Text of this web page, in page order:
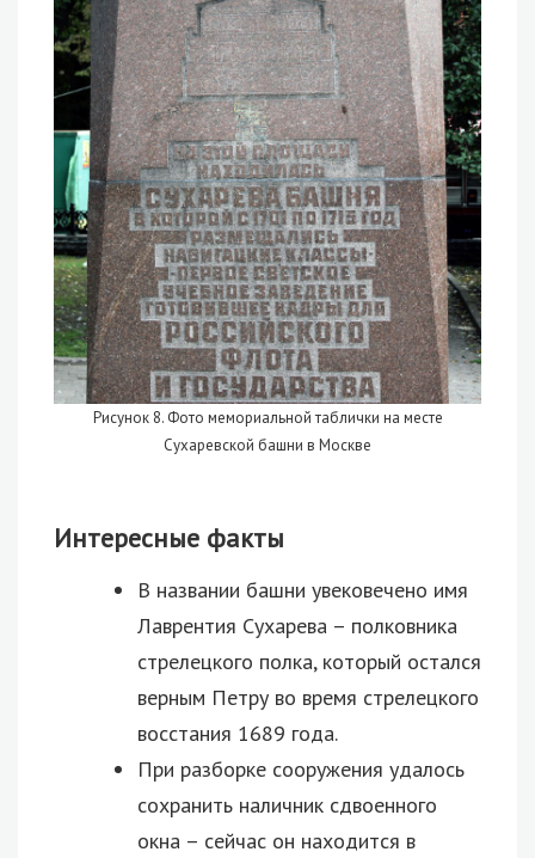
Рисунок 8. Фото мемориальной таблички на месте
Сухаревской башни в Москве
Интересные факты
В названии башни увековечено имя
Лаврентия Сухарева – полковника
стрелецкого полка, который остался
верным Петру во время стрелецкого
восстания 1689 года.
При разборке сооружения удалось
сохранить наличник сдвоенного
окна – сейчас он находится в